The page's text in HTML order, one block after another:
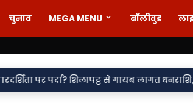
चुनाव MEGA MENU बॉलीवुड
शिलापट्ट से गायब लागत धनराशि, सवालों के घेरे